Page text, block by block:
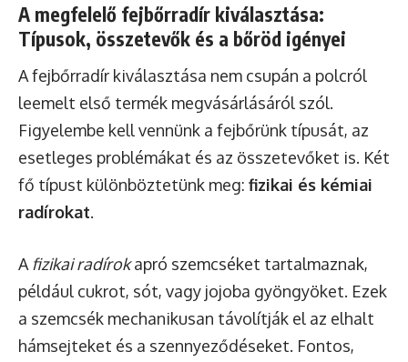
A megfelelő fejbőrradír kiválasztása:
Típusok, összetevők és a bőröd igényei
A fejbőrradír kiválasztása nem csupán a polcról
leemelt első termék megvásárlásáról szól.
Figyelembe kell vennünk a fejbőrünk típusát, az
esetleges problémákat és az összetevőket is. Két
fő típust különböztetünk meg: fizikai és kémiai
radírokat.
A fizikai radírokapró szemcséket tartalmaznak,
például cukrot, sót, vagy jojoba gyöngyöket. Ezek
a szemcsék mechanikusan távolítják el az elhalt
hámsejteket és a szennyeződéseket. Fontos,